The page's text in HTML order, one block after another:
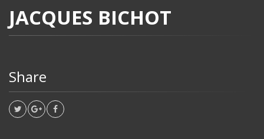
JACQUES BICHOT
Share